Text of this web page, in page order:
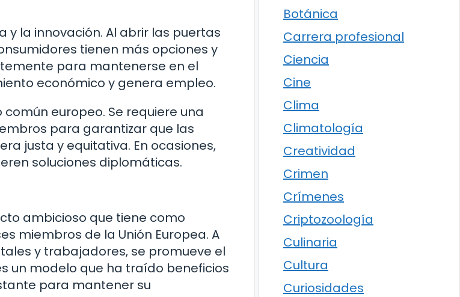
la innovación. Al abrir las puertas
tienen más opciones y
para mantenerse en el
económico y genera empleo.
europeo. Se requiere una
para garantizar que las
justa y equitativa. En ocasiones,
soluciones diplomáticas.
ambicioso que tiene como
miembros de la Unión Europea. A
y trabajadores, se promueve el
un modelo que ha traído beneficios
para mantener su
Botánica
Carrera profesional
Ciencia
Cine
Clima
Climatología
Creatividad
Crimen
Crímenes
Criptozoología
Culinaria
Cultura
Curiosidades